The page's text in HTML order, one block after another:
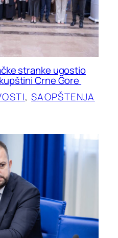
stranke ugostio
Crne Gore
, SAOPŠTENJA